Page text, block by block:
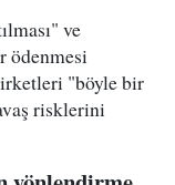
ve
ödenmesi
"böyle bir
risklerini